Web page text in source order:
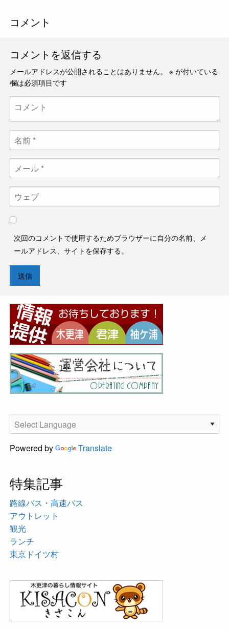
コメント
コメントを返信する
メールアドレスが公開されることはありません。 ※ が付いている
欄は必須項目です
次回のコメントで使用するためブラウザーに自分の名前、メ
ールアドレス、サイトを保存する。
Powered by Translate
特集記事
路線バス・高速バス
アウトレット
観光
ランチ
東京ドイツ村